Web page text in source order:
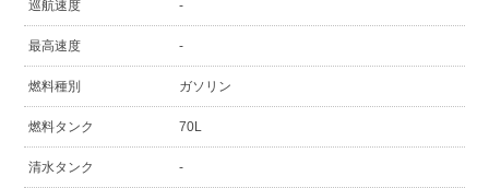
巡航速度 -
最高速度 -
燃料種別 ガソリン
燃料タンク 70L
清水タンク -